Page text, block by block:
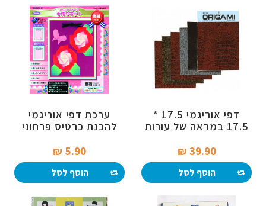
דפי אוריגמי 17.5 *
17.5 במראה של עורות
39.90 ₪‎
הוסף לסל
ערכת דפי אוריגמי
להכנת כרטיס פרחוני
5.90 ₪‎
הוסף לסל